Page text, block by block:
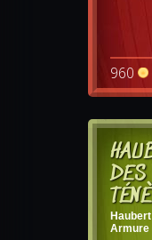
960
DES
Armure